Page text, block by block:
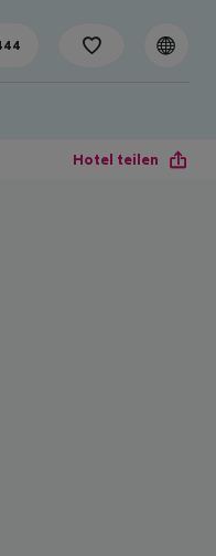
Hotel teilen